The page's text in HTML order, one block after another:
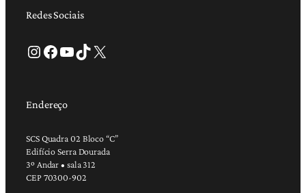
Redes Sociais
Instagram Facebook Youtube TikTok X
Endereço
SCS Quadra 02 Bloco “C”
Edifício Serra Dourada
3º Andar • sala 312
CEP 70300-902